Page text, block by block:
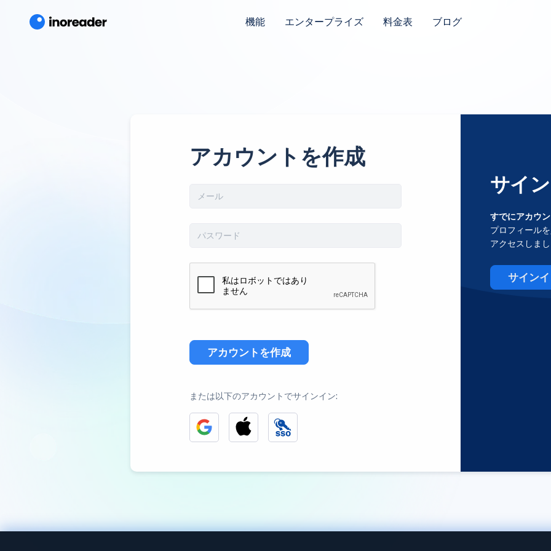
機能 エンタープライズ 料金表 ブログ
アカウントを作成
アカウントを作成
または以下のアカウントでサインイン:
サイ
すでにアカウ
プロフィール
アクセスしま
サイン